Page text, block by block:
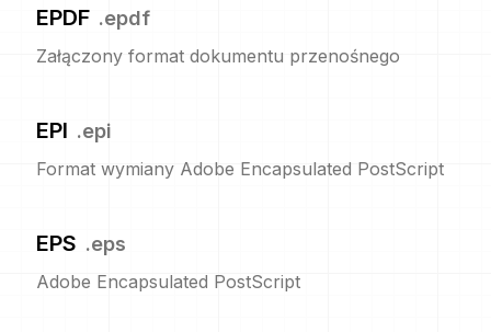
EPDF .epdf
Załączony format dokumentu przenośnego
EPI .epi
Format wymiany Adobe Encapsulated PostScript
EPS .eps
Adobe Encapsulated PostScript